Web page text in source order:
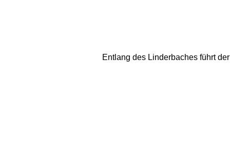
Entlang des Linderbaches führt